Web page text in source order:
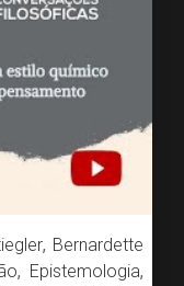
, Bernardette
, Epistemologia,